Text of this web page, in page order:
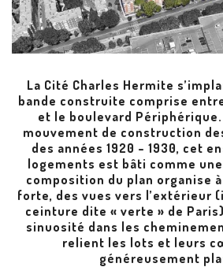
La Cité Charles Hermite
bande construite comprise
et le boulevard
mouvement de construction
des années 1920 – 1930, cet
logements est bâti comme
composition du plan organise
forte, des vues vers l’extérieur
ceinture dite « verte » de
sinuosité dans les
relient les lots et leurs
généreusement